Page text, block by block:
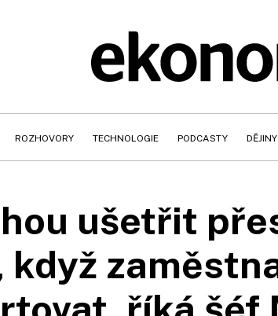
ROZHOVORY TECHNOLOGIE PODCASTY
ušetřit
když